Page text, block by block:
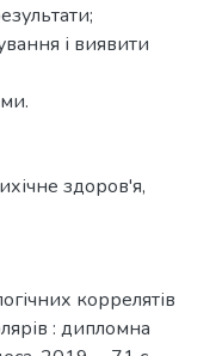
і виявити
здоров'я,
коррелятів
: дипломна